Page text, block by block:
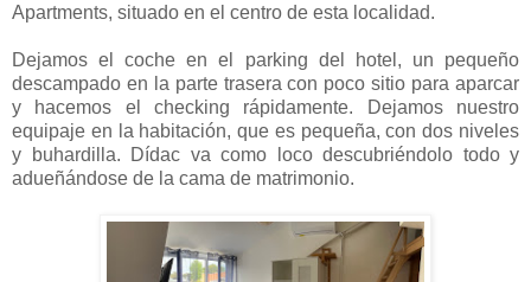
Apartments, situado en el centro de esta localidad.
Dejamos el coche en el parking del hotel, un pequeño
descampado en la parte trasera con poco sitio para aparcar
y hacemos el checking rápidamente. Dejamos nuestro
equipaje en la habitación, que es pequeña, con dos niveles
y buhardilla. Dídac va como loco descubriéndolo todo y
adueñándose de la cama de matrimonio.